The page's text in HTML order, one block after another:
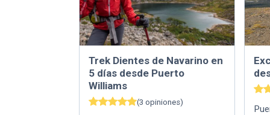
Trek Dientes de Navarino en
5 días desde Puerto
Williams
(3 opiniones)